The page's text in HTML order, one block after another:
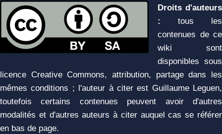
Droits d'auteurs
:
tous les
contenues de ce
wiki sont
disponibles sous
licence Creative Commons, attribution, partage dans les
mêmes conditions ; l'auteur à citer est Guillaume Leguen,
toutefois certains contenues peuvent avoir d'autres
modalités et d'autres auteurs à citer auquel cas se référer
en bas de page.